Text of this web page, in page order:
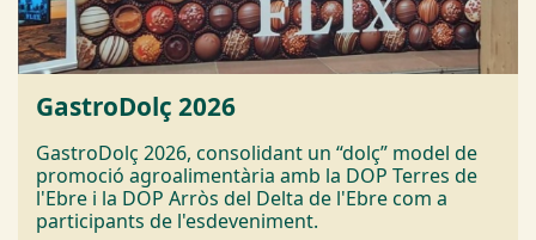
GastroDolç 2026
GastroDolç 2026, consolidant un “dolç” model de
promoció agroalimentària amb la DOP Terres de
l'Ebre i la DOP Arròs del Delta de l'Ebre com a
participants de l'esdeveniment.